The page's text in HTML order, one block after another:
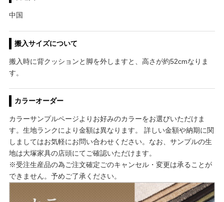
中国
搬入サイズについて
搬入時に背クッションと脚を外しますと、高さが約52cmなりま
す。
カラーオーダー
カラーサンプルページよりお好みのカラーをお選びいただけま
す。生地ランクにより金額は異なります。 詳しい金額や納期に関
しましてはお気軽にお問い合わせください。なお、サンプルの生
地は大塚家具の店頭にてご確認いただけます。
※受注生産品の為ご注文確定ごのキャンセル・変更は承ることが
できません。予めご了承ください。